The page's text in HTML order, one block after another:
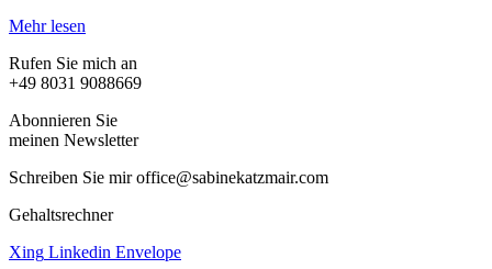
Mehr lesen
Rufen Sie mich an
+49 8031 9088669
Abonnieren Sie
meinen Newsletter
Schreiben Sie mir office@sabinekatzmair.com
Gehaltsrechner
Xing Linkedin Envelope